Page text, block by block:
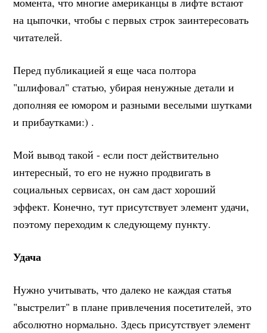
на цыпочки, чтобы с первых строк заинтересовать
читателей.
Перед публикацией я еще часа полтора
"шлифовал" статью, убирая ненужные детали и
дополняя ее юмором и разными веселыми шутками
и прибаутками:) .
Мой вывод такой - если пост действительно
интересный, то его не нужно продвигать в
социальных сервисах, он сам даст хороший
эффект. Конечно, тут присутствует элемент удачи,
поэтому переходим к следующему пункту.
Удача
Нужно учитывать, что далеко не каждая статья
"выстрелит" в плане привлечения посетителей, это
абсолютно нормально. Здесь присутствует элемент